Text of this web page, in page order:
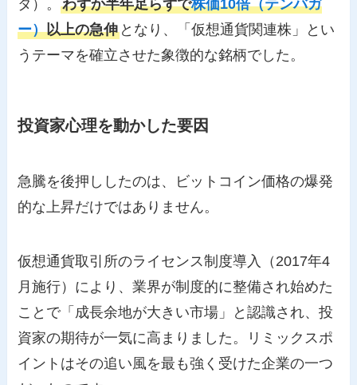
タ）。わずか半年足らずで株価10倍（テンバガ
ー）以上の急伸 となり、「仮想通貨関連株」とい
うテーマを確立させた象徴的な銘柄でした。
投資家心理を動かした要因
急騰を後押ししたのは、ビットコイン価格の爆発
的な上昇だけではありません。
仮想通貨取引所のライセンス制度導入（2017年4
月施行）により、業界が制度的に整備され始めた
ことで「成長余地が大きい市場」と認識され、投
資家の期待が一気に高まりました。リミックスポ
イントはその追い風を最も強く受けた企業の一つ